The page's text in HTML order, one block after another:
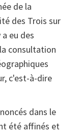
de la
des Trois sur
eu des
consultation
c'est‑à‑dire
dans le
été affinés et